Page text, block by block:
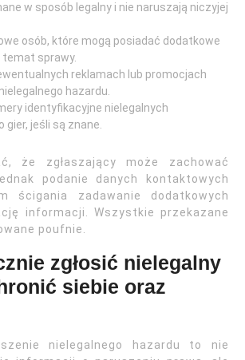
w sposób legalny i nie naruszają niczyjej
osób, które mogą posiadać dodatkowe
sprawy.
reklamach lub promocjach
hazardu.
identyfikacyjne nielegalnych
jeśli są znane.
że zgłaszający może zachować
podanie danych kontaktowych
ścigania zadawanie dodatkowych
informacji. Wszystkie przekazane
poufnie.
zgłosić nielegalny
siebie oraz
nielegalnego hazardu to nie